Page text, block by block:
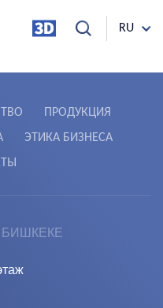
RU
ПРОДУКЦИЯ
ЭТИКА БИЗНЕСА
БИШКЕКЕ